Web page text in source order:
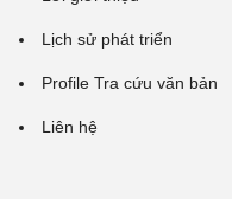
Lịch sử phát triển
Profile Tra cứu văn bản
Liên hệ